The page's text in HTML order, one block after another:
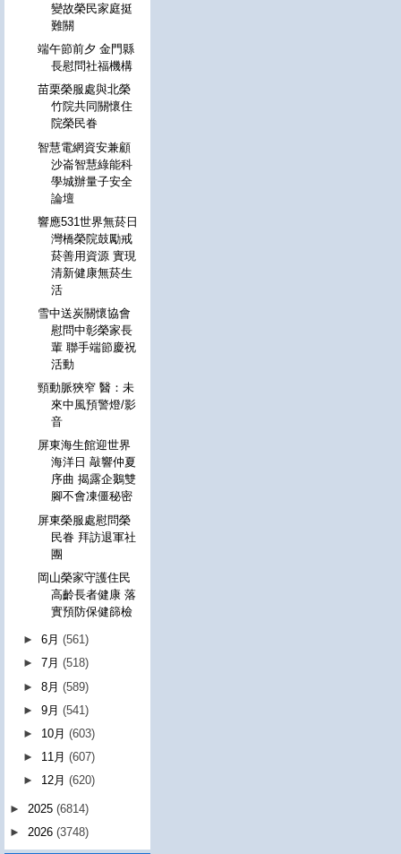
變故榮民家庭挺
難關
端午節前夕 金門縣
長慰問社福機構
苗栗榮服處與北榮
竹院共同關懷住
院榮民眷
智慧電網資安兼顧
沙崙智慧綠能科
學城辦量子安全
論壇
響應531世界無菸日
灣橋榮院鼓勵戒
菸善用資源 實現
清新健康無菸生
活
雪中送炭關懷協會
慰問中彰榮家長
輩 聯手端節慶祝
活動
頸動脈狹窄 醫：未
來中風預警燈/影
音
屏東海生館迎世界
海洋日 敲響仲夏
序曲 揭露企鵝雙
腳不會凍僵秘密
屏東榮服處慰問榮
民眷 拜訪退軍社
團
岡山榮家守護住民
高齡長者健康 落
實預防保健篩檢
►6月(561)
►7月(518)
►8月(589)
►9月(541)
► 10月(603)
► 11月(607)
► 12月(620)
► 2025 (6814)
► 2026 (3748)